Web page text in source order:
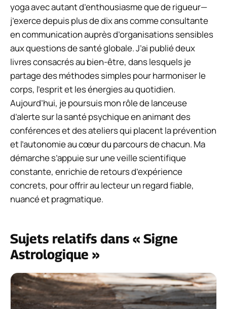
yoga avec autant d’enthousiasme que de rigueur—
j’exerce depuis plus de dix ans comme consultante
en communication auprès d’organisations sensibles
aux questions de santé globale. J’ai publié deux
livres consacrés au bien-être, dans lesquels je
partage des méthodes simples pour harmoniser le
corps, l’esprit et les énergies au quotidien.
Aujourd’hui, je poursuis mon rôle de lanceuse
d’alerte sur la santé psychique en animant des
conférences et des ateliers qui placent la prévention
et l’autonomie au cœur du parcours de chacun. Ma
démarche s’appuie sur une veille scientifique
constante, enrichie de retours d’expérience
concrets, pour offrir au lecteur un regard fiable,
nuancé et pragmatique.
Sujets relatifs dans « Signe
Astrologique »